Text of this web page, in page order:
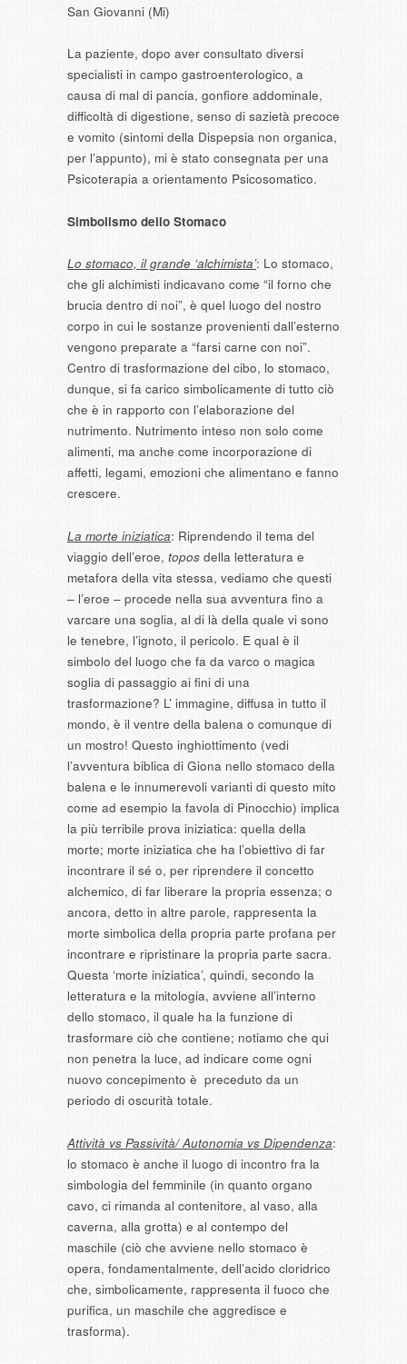
San Giovanni (Mi)
La paziente, dopo aver consultato diversi
specialisti in campo gastroenterologico, a
causa di mal di pancia, gonfiore addominale,
difficoltà di digestione, senso di sazietà precoce
e vomito (sintomi della Dispepsia non organica,
per l’appunto), mi è stato consegnata per una
Psicoterapia a orientamento Psicosomatico.
Simbolismo dello Stomaco
Lo stomaco, il grande ‘alchimista’: Lo stomaco,
che gli alchimisti indicavano come “il forno che
brucia dentro di noi”, è quel luogo del nostro
corpo in cui le sostanze provenienti dall’esterno
vengono preparate a “farsi carne con noi”.
Centro di trasformazione del cibo, lo stomaco,
dunque, si fa carico simbolicamente di tutto ciò
che è in rapporto con l’elaborazione del
nutrimento. Nutrimento inteso non solo come
alimenti, ma anche come incorporazione di
affetti, legami, emozioni che alimentano e fanno
crescere.
La morte iniziatica: Riprendendo il tema del
viaggio dell’eroe, topos della letteratura e
metafora della vita stessa, vediamo che questi
– l’eroe – procede nella sua avventura fino a
varcare una soglia, al di là della quale vi sono
le tenebre, l’ignoto, il pericolo. E qual è il
simbolo del luogo che fa da varco o magica
soglia di passaggio ai fini di una
trasformazione? L’ immagine, diffusa in tutto il
mondo, è il ventre della balena o comunque di
un mostro! Questo inghiottimento (vedi
l’avventura biblica di Giona nello stomaco della
balena e le innumerevoli varianti di questo mito
come ad esempio la favola di Pinocchio) implica
la più terribile prova iniziatica: quella della
morte; morte iniziatica che ha l’obiettivo di far
incontrare il sé o, per riprendere il concetto
alchemico, di far liberare la propria essenza; o
ancora, detto in altre parole, rappresenta la
morte simbolica della propria parte profana per
incontrare e ripristinare la propria parte sacra.
Questa ‘morte iniziatica’, quindi, secondo la
letteratura e la mitologia, avviene all’interno
dello stomaco, il quale ha la funzione di
trasformare ciò che contiene; notiamo che qui
non penetra la luce, ad indicare come ogni
nuovo concepimento è preceduto da un
periodo di oscurità totale.
Attività vs Passività/ Autonomia vs Dipendenza:
lo stomaco è anche il luogo di incontro fra la
simbologia del femminile (in quanto organo
cavo, ci rimanda al contenitore, al vaso, alla
caverna, alla grotta) e al contempo del
maschile (ciò che avviene nello stomaco è
opera, fondamentalmente, dell’acido cloridrico
che, simbolicamente, rappresenta il fuoco che
purifica, un maschile che aggredisce e
trasforma).